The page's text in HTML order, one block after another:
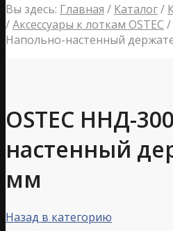
Вы здесь: Главная / Каталог/
/Аксессуары к лоткам OSTEC /
Напольно-настенный
OSTEC ННД-
настенный
мм
Назад в категорию